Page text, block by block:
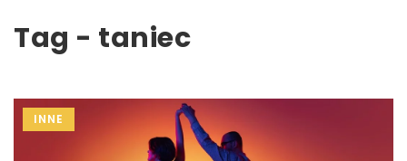
Tag - taniec
INNE